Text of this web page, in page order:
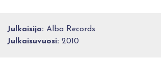
Julkaisija: Alba Records
Julkaisuvuosi: 2010